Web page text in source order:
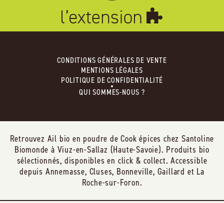
CONDITIONS GÉNÉRALES DE VENTE
MENTIONS LÉGALES
POLITIQUE DE CONFIDENTIALITÉ
QUI SOMMES-NOUS ?
Retrouvez Ail bio en poudre de Cook épices chez Santoline
Biomonde à Viuz-en-Sallaz (Haute-Savoie). Produits bio
sélectionnés, disponibles en click & collect. Accessible
depuis Annemasse, Cluses, Bonneville, Gaillard et La
Roche-sur-Foron.